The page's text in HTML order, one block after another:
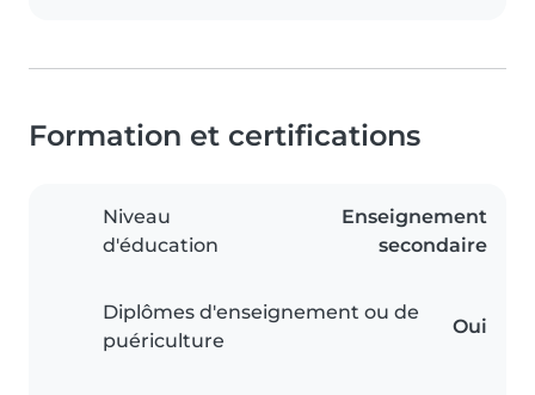
Formation et certifications
Niveau
d'éducation
Enseignement
secondaire
Diplômes d'enseignement ou de
puériculture
Oui